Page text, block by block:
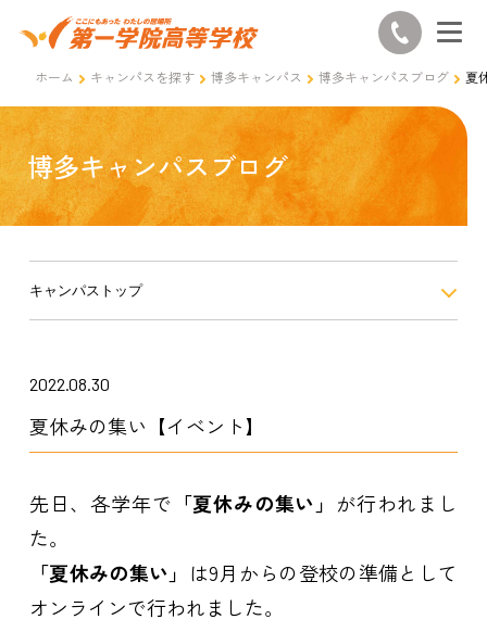
ホーム キャンパスを探す 博多キャンパス 博多キャンパスブログ 夏
博多キャンパスブログ
キャンパストップ
2022.08.30
夏休みの集い【イベント】
先日、各学年で 「夏休みの集い」 が行われまし
た。
「夏休みの集い」 は9月からの登校の準備として
オンラインで行われました。